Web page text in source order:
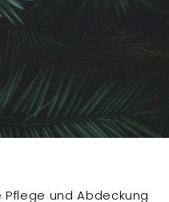
und Abdeckung